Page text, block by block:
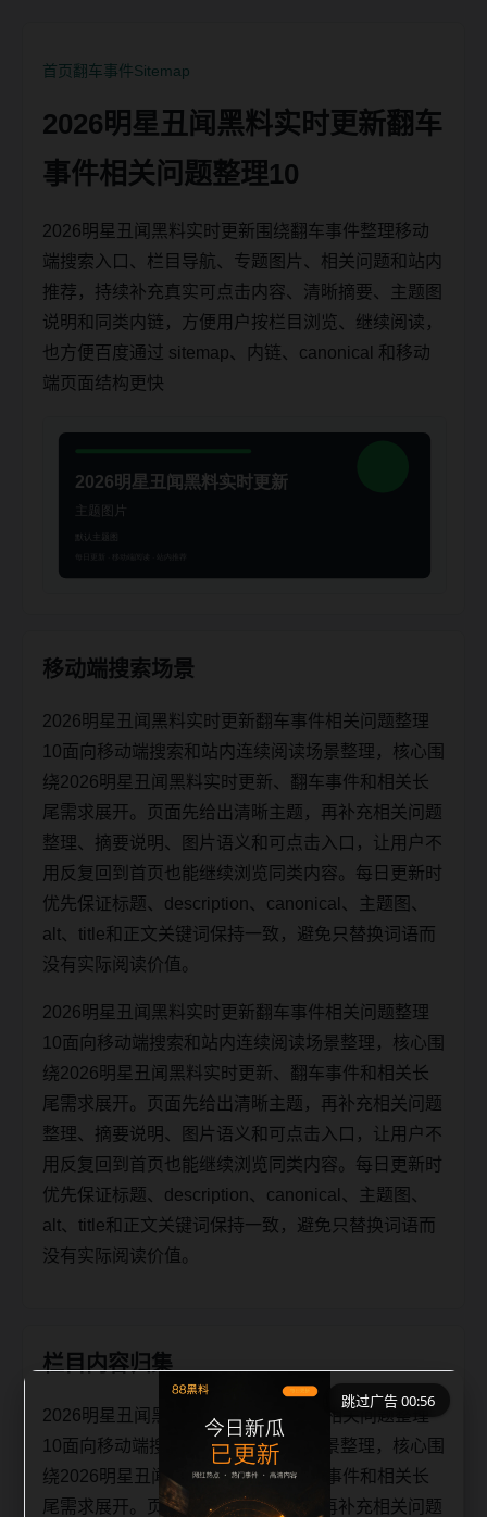
首页翻车事件Sitemap
2026明星丑闻黑料实时更新翻车
事件相关问题整理10
2026明星丑闻黑料实时更新围绕翻车事件整理移动
端搜索入口、栏目导航、专题图片、相关问题和站内
推荐，持续补充真实可点击内容、清晰摘要、主题图
说明和同类内链，方便用户按栏目浏览、继续阅读，
也方便百度通过 sitemap、内链、canonical 和移动
端页面结构更快
移动端搜索场景
2026明星丑闻黑料实时更新翻车事件相关问题整理
10面向移动端搜索和站内连续阅读场景整理，核心围
绕2026明星丑闻黑料实时更新、翻车事件和相关长
尾需求展开。页面先给出清晰主题，再补充相关问题
整理、摘要说明、图片语义和可点击入口，让用户不
用反复回到首页也能继续浏览同类内容。每日更新时
优先保证标题、description、canonical、主题图、
alt、title和正文关键词保持一致，避免只替换词语而
没有实际阅读价值。
2026明星丑闻黑料实时更新翻车事件相关问题整理
10面向移动端搜索和站内连续阅读场景整理，核心围
绕2026明星丑闻黑料实时更新、翻车事件和相关长
尾需求展开。页面先给出清晰主题，再补充相关问题
整理、摘要说明、图片语义和可点击入口，让用户不
用反复回到首页也能继续浏览同类内容。每日更新时
优先保证标题、description、canonical、主题图、
alt、title和正文关键词保持一致，避免只替换词语而
没有实际阅读价值。
栏目内容归集
2026明星丑闻黑料实时更新翻车事件相关问题整理
10面向移动端搜索和站内连续阅读场景整理，核心围
绕2026明星丑闻黑料实时更新、翻车事件和相关长
尾需求展开。页面先给出清晰主题，再补充相关问题
跳过广告 00:56